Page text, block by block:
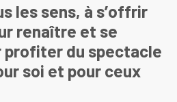
les sens, à s’offrir
renaître et se
profiter du spectacle
soi et pour ceux